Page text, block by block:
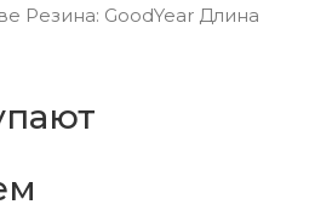
Резина: GoodYear Длина